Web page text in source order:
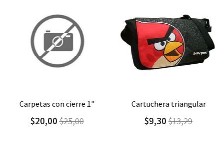
Agregar Detalle
carpetas con cierre 1"
$20,00 $25,00
Agregar Detalle
cartuchera triangular
$9,30 $13,29